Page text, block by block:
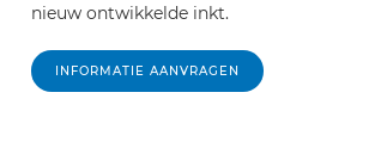
nieuw ontwikkelde inkt.
INFORMATIE AANVRAGEN